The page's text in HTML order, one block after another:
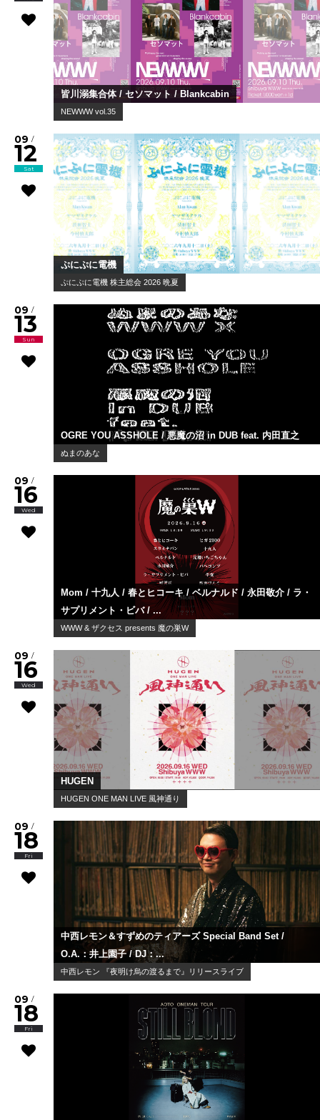
皆川溺集合体 / セソマット / Blankcabin
NEWWW vol.35
09 /
12
Sat
ぷにぷに電機
ぷにぷに電機 株主総会 2026 晩夏
09 /
13
Sun
OGRE YOU ASSHOLE / 悪魔の沼 in DUB feat. 内田直之
ぬまのあな
09 /
16
Wed
Mom / 十九人 / 春とヒコーキ / ベルナルド / 永田敬介 / ラ・
サプリメント・ビバ / ...
WWW & ザクセス presents 魔の巣W
09 /
16
Wed
HUGEN
HUGEN ONE MAN LIVE 風神通り
09 /
18
Fri
中西レモン＆すずめのティアーズ Special Band Set /
O.A.：井上園子 / DJ：...
中西レモン 『夜明け烏の渡るまで』リリースライブ
09 /
18
Fri